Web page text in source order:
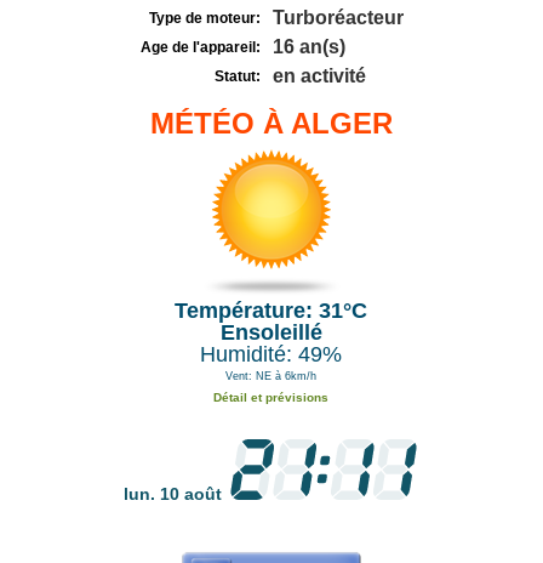
Type de moteur: Turboréacteur
Age de l'appareil: 16 an(s)
Statut: en activité
MÉTÉO À ALGER
Température: 31°C
Ensoleillé
Humidité: 49%
Vent: NE à 6km/h
Détail et prévisions
lun. 10 août